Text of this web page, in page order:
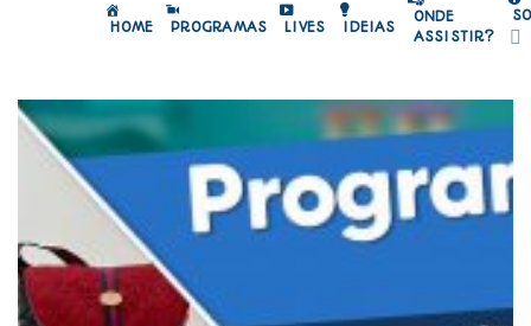
HOME PROGRAMAS LIVES IDEIAS
ONDE
ASSISTIR?